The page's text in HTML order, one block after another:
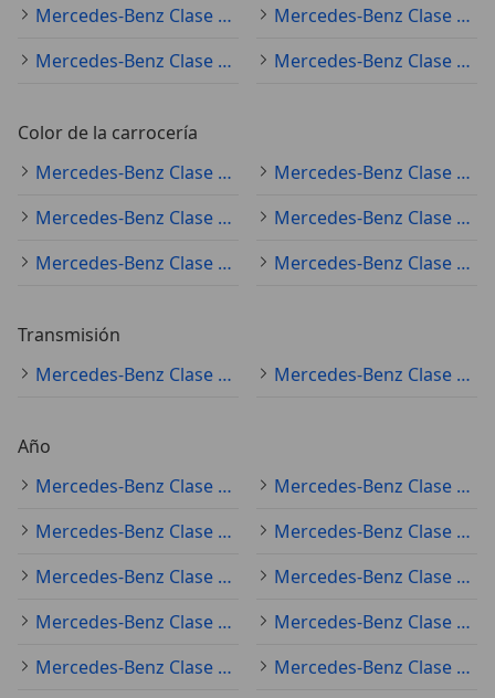
Mercedes-Benz Clase C (todo) diésel
Mercedes-Benz Clase C (todo) electro/gasolina
Mercedes-Benz Clase C (todo) gasolina
Mercedes-Benz Clase C (todo) electro/diésel
Color de la carrocería
Mercedes-Benz Clase C (todo) gris
Mercedes-Benz Clase C (todo) negro
Mercedes-Benz Clase C (todo) blanco
Mercedes-Benz Clase C (todo) azul
Mercedes-Benz Clase C (todo) plateado
Mercedes-Benz Clase C (todo) rojo
Transmisión
Mercedes-Benz Clase C (todo) automático
Mercedes-Benz Clase C (todo) manual
Año
Mercedes-Benz Clase C (todo) 2022
Mercedes-Benz Clase C (todo) 2018
Mercedes-Benz Clase C (todo) 2019
Mercedes-Benz Clase C (todo) 2021
Mercedes-Benz Clase C (todo) 2020
Mercedes-Benz Clase C (todo) 2017
Mercedes-Benz Clase C (todo) 2025
Mercedes-Benz Clase C (todo) 2023
Mercedes-Benz Clase C (todo) 2024
Mercedes-Benz Clase C (todo) 2016